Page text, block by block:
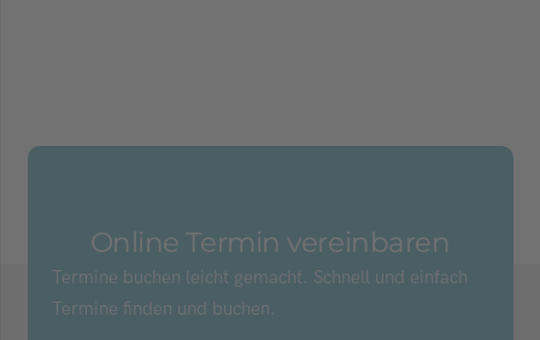
Online Termin vereinbaren
Termine buchen leicht gemacht. Schnell und einfach
Termine finden und buchen.